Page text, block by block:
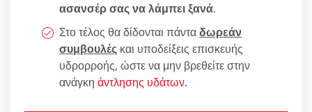
ασανσέρ σας να λάμπει ξανά.
Στο τέλος θα δίδονται πάνταδωρεάν
συμβουλές και υποδείξεις επισκευής
υδρορροής, ώστε να μην βρεθείτε στην
ανάγκη άντλησης υδάτων.